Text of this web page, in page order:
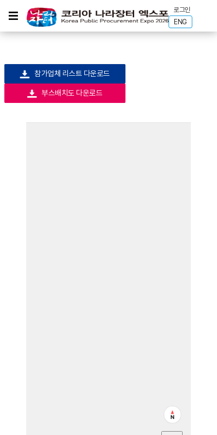
로그인
ENG
참가업체 리스트 다운로드
부스배치도 다운로드